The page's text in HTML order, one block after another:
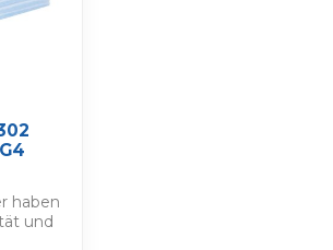
haben
und